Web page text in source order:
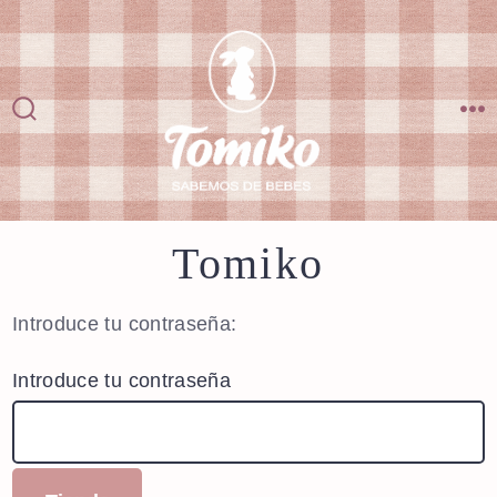
Saltar
al
contenido
Alternar
la
búsqueda
Tomiko
Introduce tu contraseña:
Introduce tu contraseña